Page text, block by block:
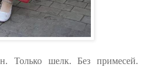
Только шелк. Без примесей.